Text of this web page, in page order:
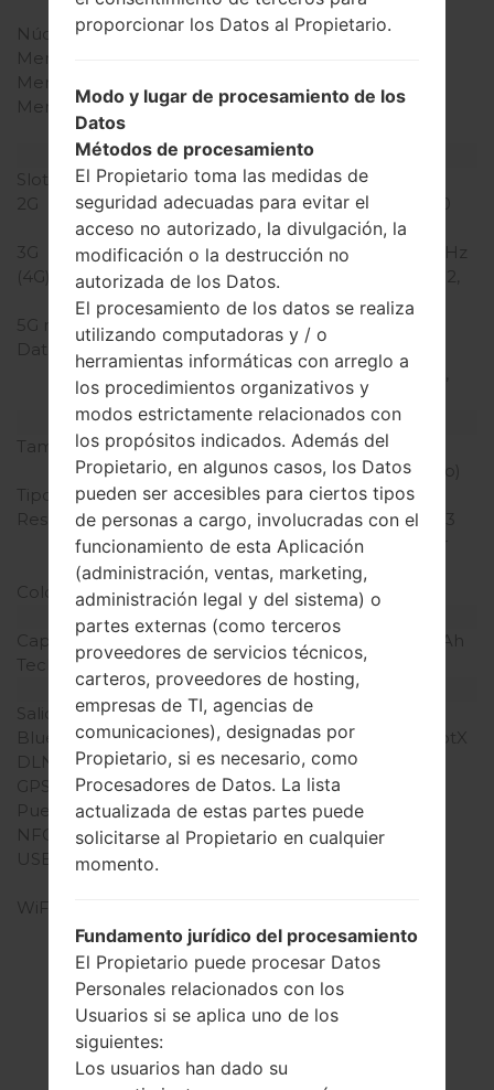
Snapdragon 820
Núcleos de UCP
cuatro núcleos
Memoria RAM
Memoria interna
Memoria externa
microSD, hasta 256 GB
Red y Datos
Slot de tarjeta
2 Nano-SIM
2G
GSM 850/900/1800/1900
MHz
3G
UMTS 850/1900/2100 MHz
(4G) LTE
LTE bands 1, 2, 3, 4, 5, 7, 12,
20, 29, 30
5G network
Datos
GPRS, EDGE, UMTS,
HSDPA, HSUPA, HSPA+,
LTE, LTE-A
Pantalla
Tamaño de la pantalla
5.7 pulgadas (~72.4%
relación pantalla-cuerpo)
Tipo de Pantalla
IPS LCD
Resolución de Pantalla
1440 x 2560 píxeles (~513
densidad de píxeles por
pulgada)
Colores de pantalla
16M colores
Batería y Teclado
Capacidad de batería
Extraíble Li-Ion 3200 mAh
Teclado físico
-
Interfaces
Salida de audio
3.5mm jack
Bluetooth
versión 4.2, A2DP, LE, aptX
DLNA
Sí
GPS
A-GPS, GLONASS
Puerto infrarrojo
Sí
NFC
Sí
USB
WiFi
dual-band, Wi-Fi Direct,
hotspot
El Firmware
proporcionar los Datos al Propietario.
Modo y lugar de procesamiento de los
Datos
Métodos de procesamiento
El Propietario toma las medidas de
seguridad adecuadas para evitar el
acceso no autorizado, la divulgación, la
modificación o la destrucción no
autorizada de los Datos.
El procesamiento de los datos se realiza
utilizando computadoras y / o
herramientas informáticas con arreglo a
los procedimientos organizativos y
modos estrictamente relacionados con
los propósitos indicados. Además del
Propietario, en algunos casos, los Datos
pueden ser accesibles para ciertos tipos
de personas a cargo, involucradas con el
funcionamiento de esta Aplicación
(administración, ventas, marketing,
administración legal y del sistema) o
partes externas (como terceros
proveedores de servicios técnicos,
carteros, proveedores de hosting,
empresas de TI, agencias de
comunicaciones), designadas por
Propietario, si es necesario, como
Procesadores de Datos. La lista
actualizada de estas partes puede
solicitarse al Propietario en cualquier
momento.
Fundamento jurídico del procesamiento
El Propietario puede procesar Datos
Personales relacionados con los
Usuarios si se aplica uno de los
siguientes:
Los usuarios han dado su